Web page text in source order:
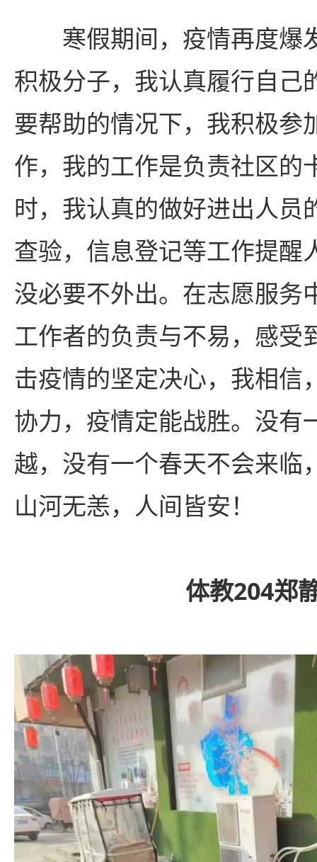
寒假期间，疫情再度爆
积极分子，我认真履行自己
要帮助的情况下，我积极参
作，我的工作是负责社区的
时，我认真的做好进出人员
查验，信息登记等工作提醒
没必要不外出。在志愿服务
工作者的负责与不易，感受
击疫情的坚定决心，我相信
协力，疫情定能战胜。没有
越，没有一个春天不会来临
山河无恙，人间皆安！
体教204郑